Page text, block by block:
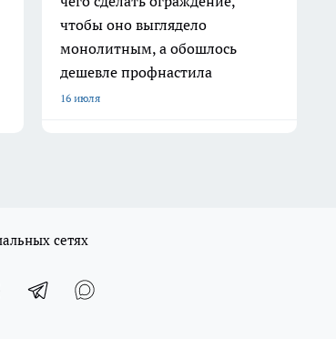
чтобы оно выглядело
монолитным, а обошлось
дешевле профнастила
16 июля
сетях